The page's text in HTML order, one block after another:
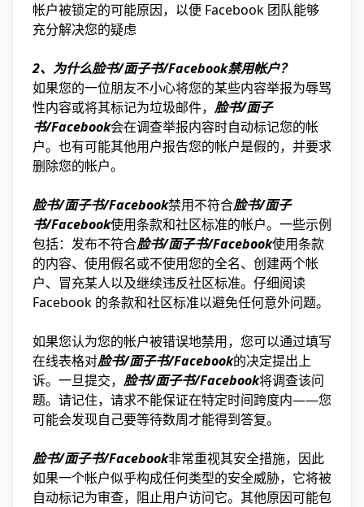
帐户被锁定的可能原因，以便 Facebook 团队能够
充分解决您的疑虑
2、为什么脸书/面子书/Facebook禁用帐户？
如果您的一位朋友不小心将您的某些内容举报为辱骂
性内容或将其标记为垃圾邮件， 脸书/面子
书/Facebook会在调查举报内容时自动标记您的帐
户。也有可能其他用户报告您的帐户是假的，并要求
删除您的帐户。
脸书/面子书/Facebook禁用不符合脸书/面子
书/Facebook使用条款和社区标准的帐户。一些示例
包括：发布不符合脸书/面子书/Facebook使用条款
的内容、使用假名或不使用您的全名、创建两个帐
户、冒充某人以及继续违反社区标准。仔细阅读
Facebook 的条款和社区标准以避免任何意外问题。
如果您认为您的帐户被错误地禁用，您可以通过填写
在线表格对脸书/面子书/Facebook的决定提出上
诉。一旦提交， 脸书/面子书/Facebook将调查该问
题。请记住，请求不能保证在特定时间跨度内——您
可能会发现自己要等待数周才能得到答复。
脸书/面子书/Facebook非常重视其安全措施，因此
如果一个帐户似乎构成任何类型的安全威胁，它将被
自动标记为审查，阻止用户访问它。其他原因可能包